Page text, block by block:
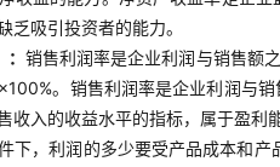
乏吸引投资者的能力。
：销售利润率是企业利润与销售额
。销售利润率是企业利润与
收入的收益水平的指标，属于盈利
下，利润的多少要受产品成本和